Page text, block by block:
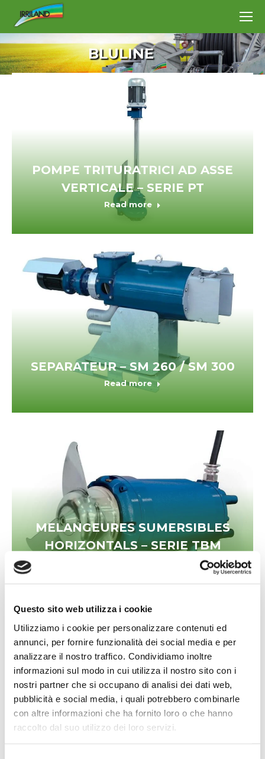
Questo sito web utilizza i cookie
Utilizziamo i cookie per personalizzare contenuti ed
annunci, per fornire funzionalità dei social media e per
analizzare il nostro traffico. Condividiamo inoltre
informazioni sul modo in cui utilizza il nostro sito con i
nostri partner che si occupano di analisi dei dati web,
pubblicità e social media, i quali potrebbero combinarle
con altre informazioni che ha fornito loro o che hanno
raccolto dal suo utilizzo dei loro servizi.
BLULINE
POMPE TRITURATRICI AD ASSE
VERTICALE – SERIE PT
Read more
SEPARATEUR – SM 260 / SM 300
Read more
MELANGEURES SUMERSIBLES
HORIZONTALS – SERIE TBM
PUMPES DELICERATRICES DE
HAUT PRESION – SERIE PTH